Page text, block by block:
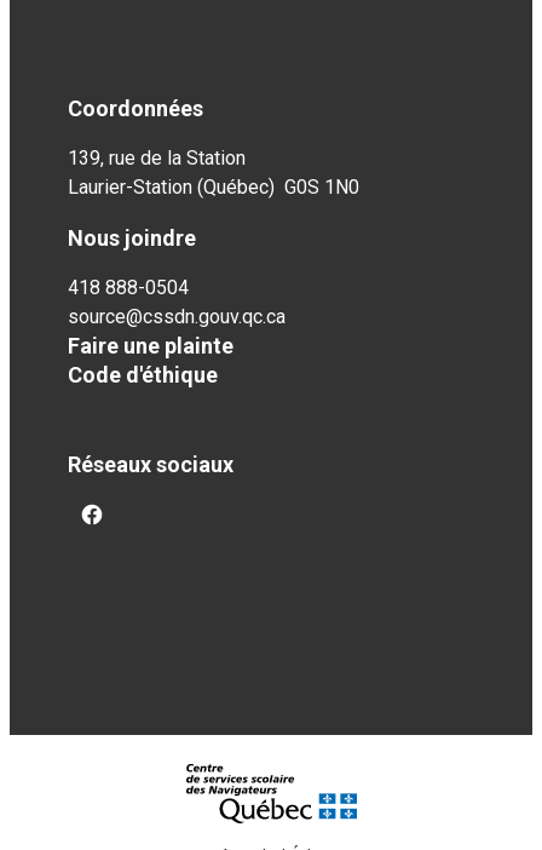
Coordonnées
139, rue de la Station
Laurier-Station (Québec) G0S 1N0
Nous joindre
418 888-0504
source@cssdn.gouv.qc.ca
Faire une plainte
Code d'éthique
Réseaux sociaux
facebook